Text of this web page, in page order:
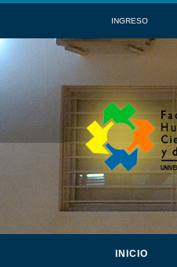
INGRESO
INICIO